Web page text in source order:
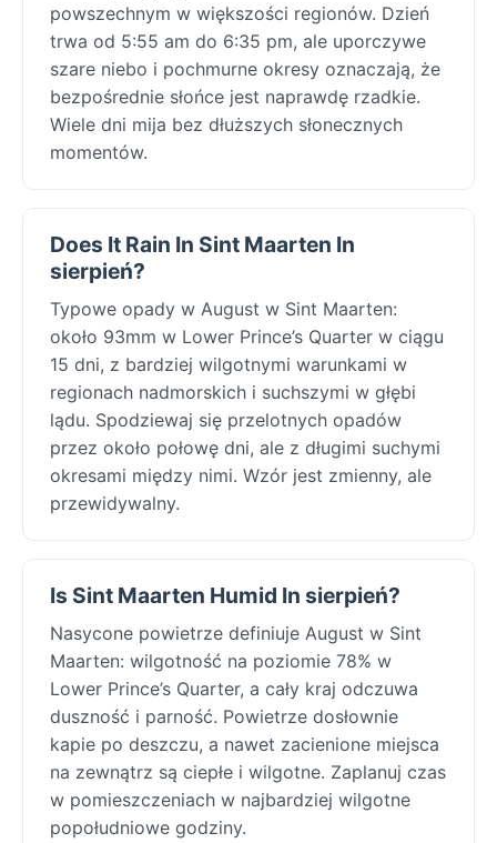
powszechnym w większości regionów. Dzień
trwa od 5:55 am do 6:35 pm, ale uporczywe
szare niebo i pochmurne okresy oznaczają, że
bezpośrednie słońce jest naprawdę rzadkie.
Wiele dni mija bez dłuższych słonecznych
momentów.
Does It Rain In Sint Maarten In
sierpień?
Typowe opady w August w Sint Maarten:
około 93mm w Lower Prince’s Quarter w ciągu
15 dni, z bardziej wilgotnymi warunkami w
regionach nadmorskich i suchszymi w głębi
lądu. Spodziewaj się przelotnych opadów
przez około połowę dni, ale z długimi suchymi
okresami między nimi. Wzór jest zmienny, ale
przewidywalny.
Is Sint Maarten Humid In sierpień?
Nasycone powietrze definiuje August w Sint
Maarten: wilgotność na poziomie 78% w
Lower Prince’s Quarter, a cały kraj odczuwa
duszność i parność. Powietrze dosłownie
kapie po deszczu, a nawet zacienione miejsca
na zewnątrz są ciepłe i wilgotne. Zaplanuj czas
w pomieszczeniach w najbardziej wilgotne
popołudniowe godziny.